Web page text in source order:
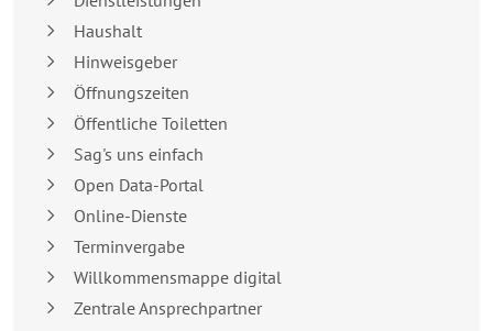
Haushalt
Hinweisgeber
Öffnungszeiten
Öffentliche Toiletten
Sag's uns einfach
Open Data-Portal
Online-Dienste
Terminvergabe
Willkommensmappe digital
Zentrale Ansprechpartner